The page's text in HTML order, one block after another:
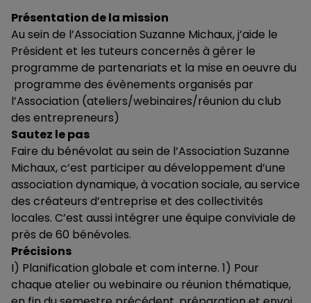
Présentation de la mission
Au sein de l’Association Suzanne Michaux, j’aide le
Président et les tuteurs concernés à gérer le
programme de partenariats et la mise en oeuvre du
programme des évènements organisés par
l’Association (ateliers/webinaires/réunion du club
des entrepreneurs)
Sautez le pas
Faire du bénévolat au sein de l’Association Suzanne
Michaux, c’est participer au développement d’une
association dynamique, à vocation sociale, au service
des créateurs d’entreprise et des collectivités
locales. C’est aussi intégrer une équipe conviviale de
près de 60 bénévoles.
Précisions
I) Planification globale et com interne. 1) Pour
chaque atelier ou webinaire ou réunion thématique,